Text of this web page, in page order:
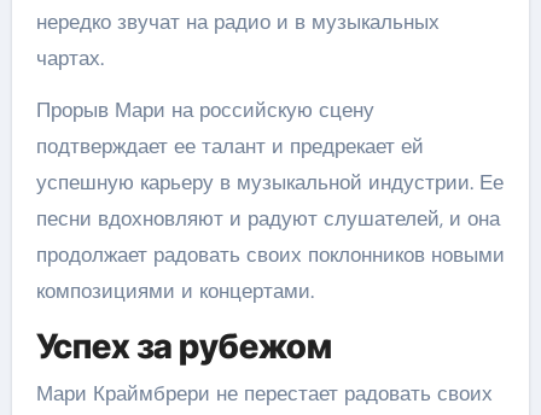
нередко звучат на радио и в музыкальных
чартах.
Прорыв Мари на российскую сцену
подтверждает ее талант и предрекает ей
успешную карьеру в музыкальной индустрии. Ее
песни вдохновляют и радуют слушателей, и она
продолжает радовать своих поклонников новыми
композициями и концертами.
Успех за рубежом
Мари Краймбрери не перестает радовать своих